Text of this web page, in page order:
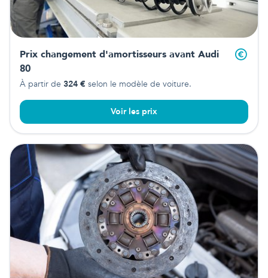
Prix changement d'amortisseurs avant Audi
80
À partir de 324 € selon le modèle de voiture.
Voir les prix